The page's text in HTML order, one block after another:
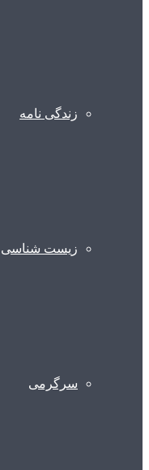
زندگی نامه
زیست شناسی
سرگرمی